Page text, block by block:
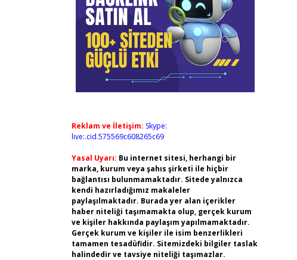
Reklam ve İletişim: Skype:
live:.cid.575569c608265c69
Yasal Uyarı: Bu internet sitesi, herhangi bir
marka, kurum veya şahıs şirketi ile hiçbir
bağlantısı bulunmamaktadır. Sitede yalnızca
kendi hazırladığımız makaleler
paylaşılmaktadır. Burada yer alan içerikler
haber niteliği taşımamakta olup, gerçek kurum
ve kişiler hakkında paylaşım yapılmamaktadır.
Gerçek kurum ve kişiler ile isim benzerlikleri
tamamen tesadüfidir. Sitemizdeki bilgiler taslak
halindedir ve tavsiye niteliği taşımazlar.